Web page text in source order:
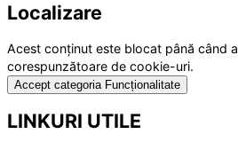
Localizare
Acest conținut este blocat până când
corespunzătoare de cookie-uri.
Accept categoria Funcționalitate
LINKURI UTILE